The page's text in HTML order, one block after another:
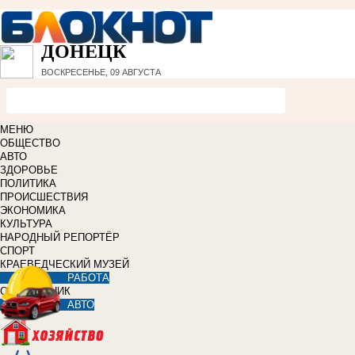
ДОНЕЦК
ВОСКРЕСЕНЬЕ, 09 АВГУСТА
МЕНЮ
ОБЩЕСТВО
АВТО
ЗДОРОВЬЕ
ПОЛИТИКА
ПРОИСШЕСТВИЯ
ЭКОНОМИКА
КУЛЬТУРА
НАРОДНЫЙ РЕПОРТЁР
СПОРТ
КРАЕВЕДЧЕСКИЙ МУЗЕЙ
РАБОТА
СПРАВОЧНИК
АВТО